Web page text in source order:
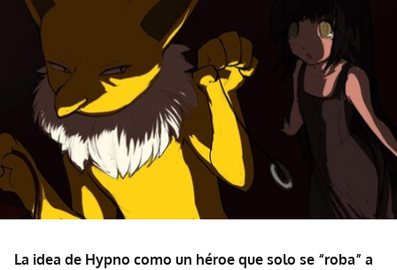
La idea de Hypno como un héroe que solo se “roba” a